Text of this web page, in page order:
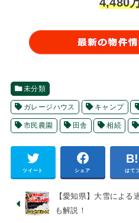
未分類
ガレージハウス キャンプ
市民農園 田舎 相続
ツイート シェア はて
【愛知県】大雪によ
も解説！